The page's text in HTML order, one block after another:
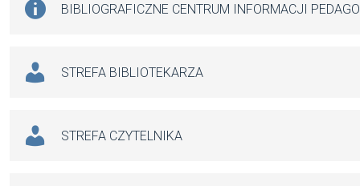
BIBLIOGRAFICZNE CENTRUM INFORMACJI
STREFA BIBLIOTEKARZA
STREFA CZYTELNIKA